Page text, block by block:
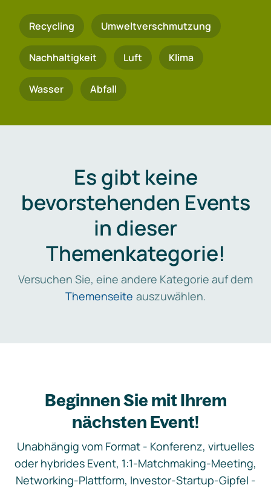
Recycling Umweltverschmutzung
Nachhaltigkeit Luft Klima
Wasser Abfall
Es gibt keine
bevorstehenden Events
in dieser
Themenkategorie!
Versuchen Sie, eine andere Kategorie auf dem
Themenseite auszuwählen.
Beginnen Sie mit Ihrem
nächsten Event!
Unabhängig vom Format - Konferenz, virtuelles
oder hybrides Event, 1:1-Matchmaking-Meeting,
Networking-Plattform, Investor-Startup-Gipfel -